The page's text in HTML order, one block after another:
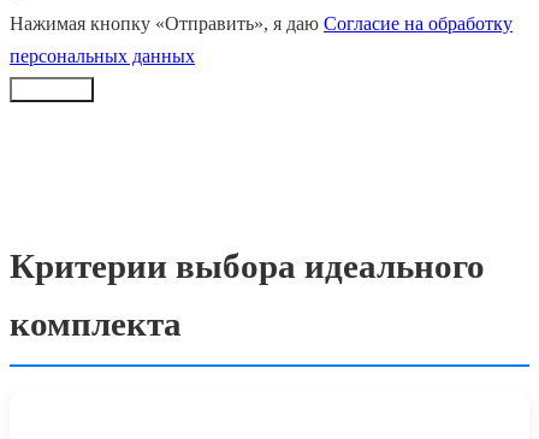
Нажимая кнопку «Отправить», я даю Согласие на обработку
персональных данных
Критерии выбора идеального
комплекта